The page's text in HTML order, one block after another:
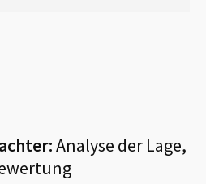
Analyse der Lage,